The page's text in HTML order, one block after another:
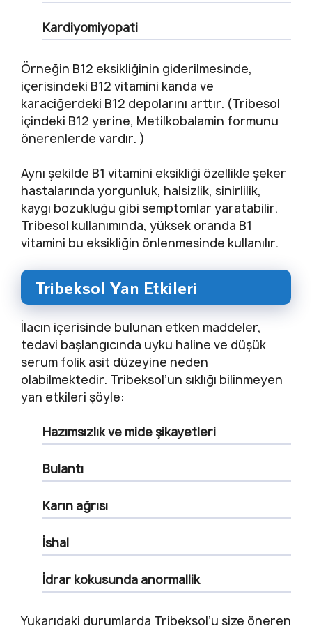
Kardiyomiyopati
Örneğin B12 eksikliğinin giderilmesinde,
içerisindeki B12 vitamini kanda ve
karaciğerdeki B12 depolarını arttır. (Tribesol
içindeki B12 yerine, Metilkobalamin formunu
önerenlerde vardır. )
Aynı şekilde B1 vitamini eksikliği özellikle şeker
hastalarında yorgunluk, halsizlik, sinirlilik,
kaygı bozukluğu gibi semptomlar yaratabilir.
Tribesol kullanımında, yüksek oranda B1
vitamini bu eksikliğin önlenmesinde kullanılır.
Tribeksol Yan Etkileri
İlacın içerisinde bulunan etken maddeler,
tedavi başlangıcında uyku haline ve düşük
serum folik asit düzeyine neden
olabilmektedir. Tribeksol’un sıklığı bilinmeyen
yan etkileri şöyle:
Hazımsızlık ve mide şikayetleri
Bulantı
Karın ağrısı
İshal
İdrar kokusunda anormallik
Yukarıdaki durumlarda Tribeksol’u size öneren